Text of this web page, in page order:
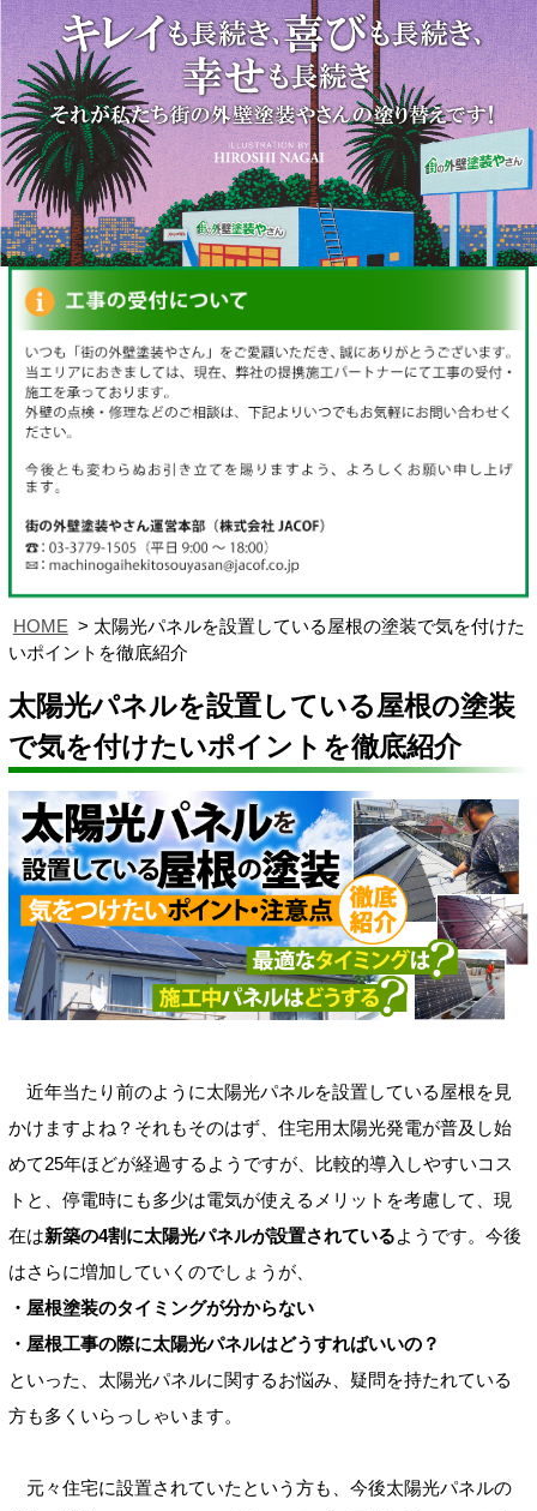
HOME
太陽光パネルを設置している屋根の塗装で気を付けた
いポイントを徹底紹介
太陽光パネルを設置している屋根の塗装
で気を付けたいポイントを徹底紹介
近年当たり前のように太陽光パネルを設置している屋根を見
かけますよね？それもそのはず、住宅用太陽光発電が普及し始
めて25年ほどが経過するようですが、比較的導入しやすいコス
トと、停電時にも多少は電気が使えるメリットを考慮して、現
在は新築の4割に太陽光パネルが設置されているようです。今後
はさらに増加していくのでしょうが、
・屋根塗装のタイミングが分からない
・屋根工事の際に太陽光パネルはどうすればいいの？
といった、太陽光パネルに関するお悩み、疑問を持たれている
方も多くいらっしゃいます。
元々住宅に設置されていたという方も、今後太陽光パネルの